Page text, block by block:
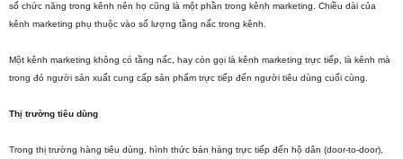
số chức năng trong kênh nên họ cũng là một phần trong kênh marketing. Chiều dài của
kênh marketing phụ thuộc vào số lượng tầng nấc trong kênh.
Một kênh marketing không có tầng nấc, hay còn gọi là kênh marketing trực tiếp, là kênh mà
trong đó người sản xuất cung cấp sản phẩm trực tiếp đến người tiêu dùng cuối cùng.
Thị trường tiêu dùng
Trong thị trường hàng tiêu dùng, hình thức bán hàng trực tiếp đến hộ dân (door-to-door),